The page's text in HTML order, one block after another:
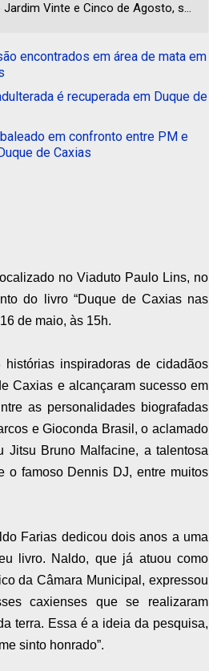
Jardim Vinte e Cinco de Agosto, s...
encontrados em área de mata em
é recuperada em Duque de
em confronto entre PM e
de Caxias
no Viaduto Paulo Lins, no
do livro “Duque de Caxias nas
de maio, às 15h.
inspiradoras de cidadãos
Caxias e alcançaram sucesso em
as personalidades biografadas
e Gioconda Brasil, o aclamado
Bruno Malfacine, a talentosa
o famoso Dennis DJ, entre muitos
Farias dedicou dois anos a uma
livro. Naldo, que já atuou como
da Câmara Municipal, expressou
caxienses que se realizaram
terra. Essa é a ideia da pesquisa,
sinto honrado”.